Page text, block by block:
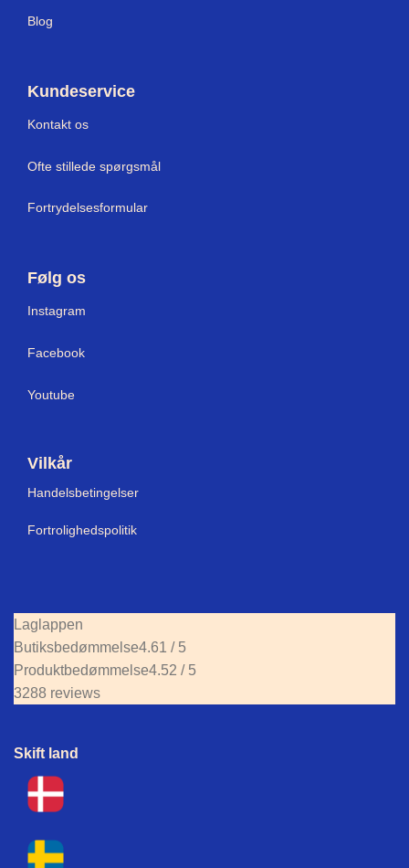
Blog
Kundeservice
Kontakt os
Ofte stillede spørgsmål
Fortrydelsesformular
Følg os
Instagram
Facebook
Youtube
Vilkår
Handelsbetingelser
Fortrolighedspolitik
Laglappen
Butiksbedømmelse4.61 / 5
Produktbedømmelse4.52 / 5
3288 reviews
Skift land